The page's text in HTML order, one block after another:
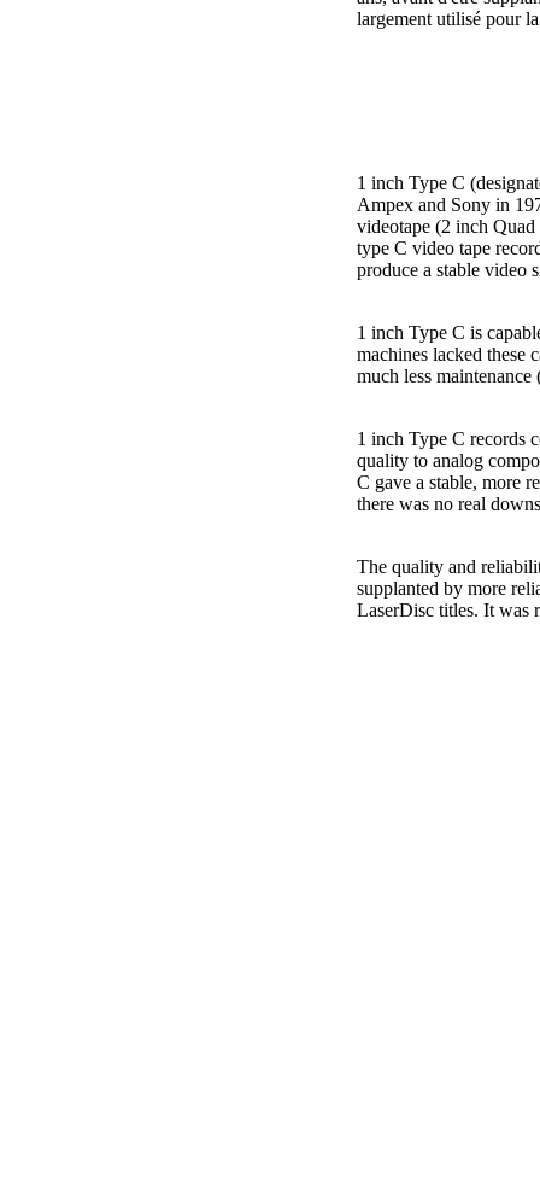
largement utilisé pour
1 inch Type C
Ampex and Sony in
videotape (2 inch
type C video tape
produce a stable video
1 inch Type C is
machines lacked these
much less
1 inch Type C records
quality to analog
C gave a stable, more
there was no real
The quality and
supplanted by more
LaserDisc titles. It was